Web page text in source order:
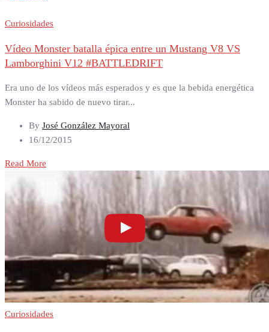
Curiosidades
Vídeo Monster batalla épica entre un Mustang V8 VS
Lamborghini V12 #BATTLEDRIFT
Era uno de los vídeos más esperados y es que la bebida energética
Monster ha sabido de nuevo tirar...
By José González Mayoral
16/12/2015
Read More
Curiosidades